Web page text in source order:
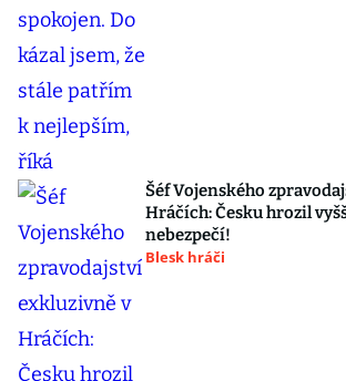
Šéf Vojenského
Hráčích: Česku hrozil
nebezpečí!
Blesk hráči